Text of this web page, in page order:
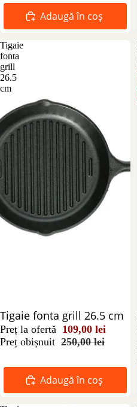
Adaugă în coș
Tigaie
fonta
grill
26.5
cm
Reducere 56%
Tigaie fonta grill 26.5 cm
Preț la ofertă 109,00 lei
Preț obișnuit 250,00 lei
Adaugă în coș